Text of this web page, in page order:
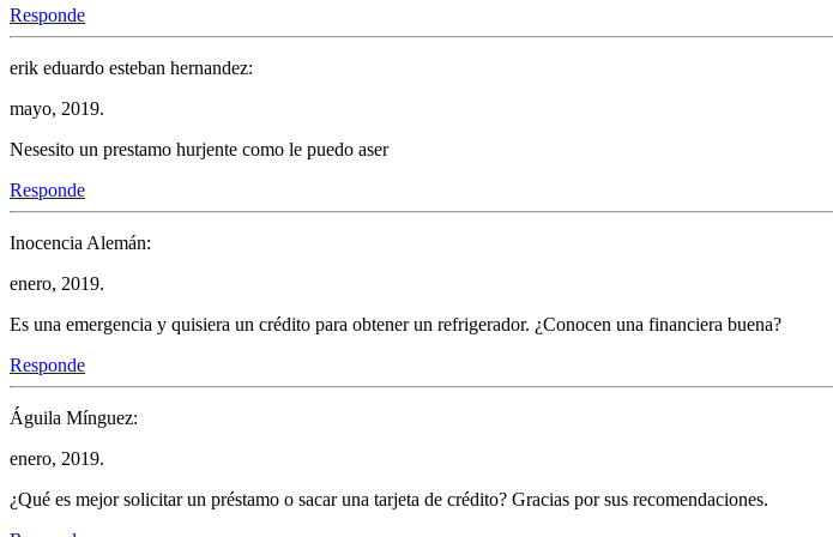
Responde
erik eduardo esteban hernandez:
mayo, 2019.
Nesesito un prestamo hurjente como le puedo aser
Responde
Inocencia Alemán:
enero, 2019.
Es una emergencia y quisiera un crédito para obtener un refrigerador. ¿Conocen una financiera buena?
Responde
Águila Mínguez:
enero, 2019.
¿Qué es mejor solicitar un préstamo o sacar una tarjeta de crédito? Gracias por sus recomendaciones.